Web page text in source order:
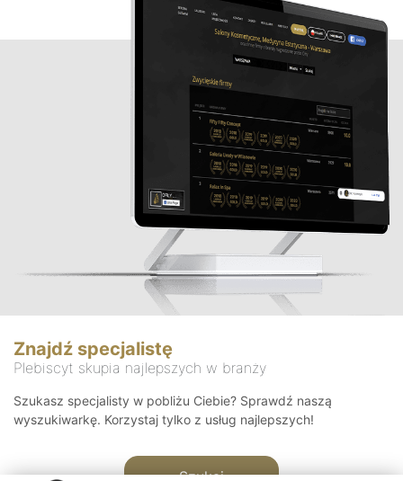
Znajdź specjalistę
Plebiscyt skupia najlepszych w branży
Szukasz specjalisty w pobliżu Ciebie? Sprawdź naszą
wyszukiwarkę. Korzystaj tylko z usług najlepszych!
Szukaj